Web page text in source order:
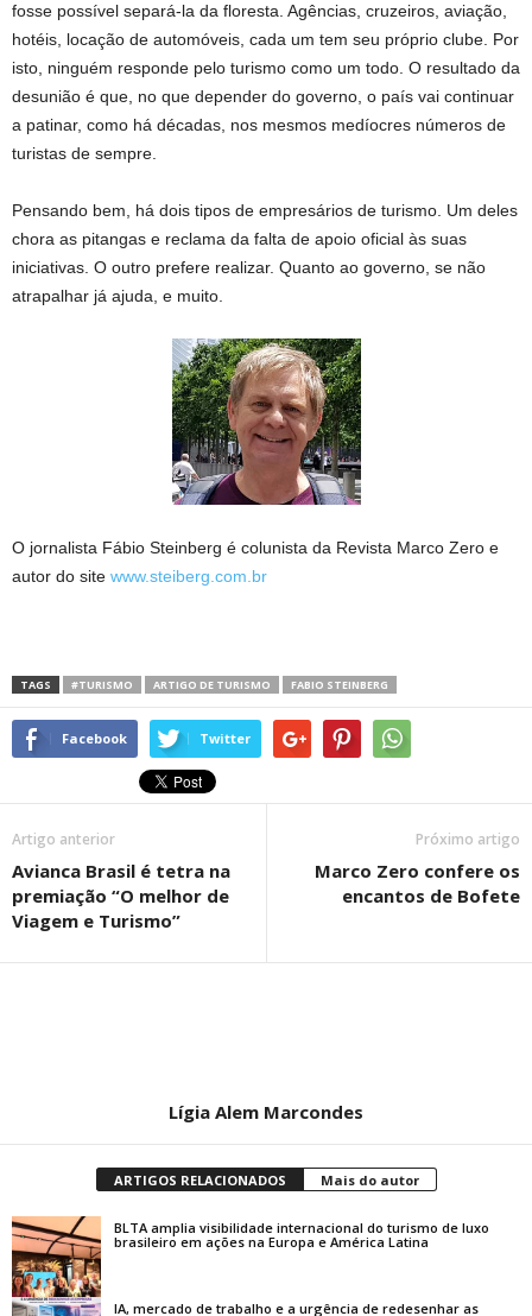
fosse possível separá-la da floresta. Agências, cruzeiros, aviação,
hotéis, locação de automóveis, cada um tem seu próprio clube. Por
isto, ninguém responde pelo turismo como um todo. O resultado da
desunião é que, no que depender do governo, o país vai continuar
a patinar, como há décadas, nos mesmos medíocres números de
turistas de sempre.
Pensando bem, há dois tipos de empresários de turismo. Um deles
chora as pitangas e reclama da falta de apoio oficial às suas
iniciativas. O outro prefere realizar. Quanto ao governo, se não
atrapalhar já ajuda, e muito.
O jornalista Fábio Steinberg é colunista da Revista Marco Zero e
autor do site www.steiberg.com.br
TAGS #TURISMO ARTIGO DE TURISMO FABIO STEINBERG
Facebook Twitter
Artigo anterior
Avianca Brasil é tetra na
premiação “O melhor de
Viagem e Turismo”
Próximo artigo
Marco Zero confere os
encantos de Bofete
Lígia Alem Marcondes
ARTIGOS RELACIONADOS Mais do autor
BLTA amplia visibilidade internacional do turismo de luxo
brasileiro em ações na Europa e América Latina
IA, mercado de trabalho e a urgência de redesenhar as